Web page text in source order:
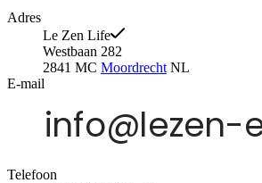
Adres
Le Zen Life
Westbaan 282
2841 MC Moordrecht NL
E-mail
Telefoon